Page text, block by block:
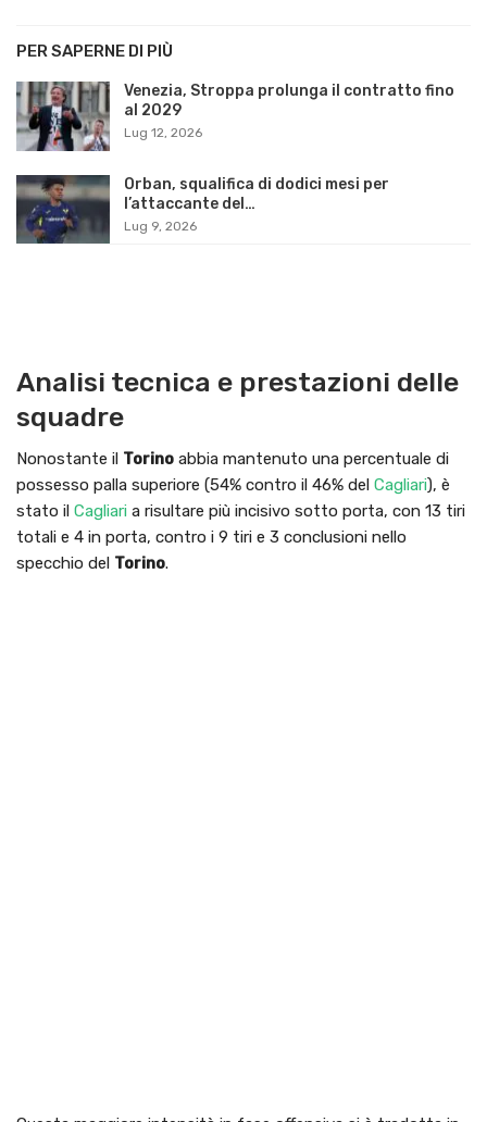
PER SAPERNE DI PIÙ
Venezia, Stroppa prolunga il contratto fino
al 2029
Lug 12, 2026
Orban, squalifica di dodici mesi per
l’attaccante del…
Lug 9, 2026
Analisi tecnica e prestazioni delle
squadre
Nonostante il Torino abbia mantenuto una percentuale di
possesso palla superiore (54% contro il 46% del Cagliari), è
stato il Cagliari a risultare più incisivo sotto porta, con 13 tiri
totali e 4 in porta, contro i 9 tiri e 3 conclusioni nello
specchio del Torino.